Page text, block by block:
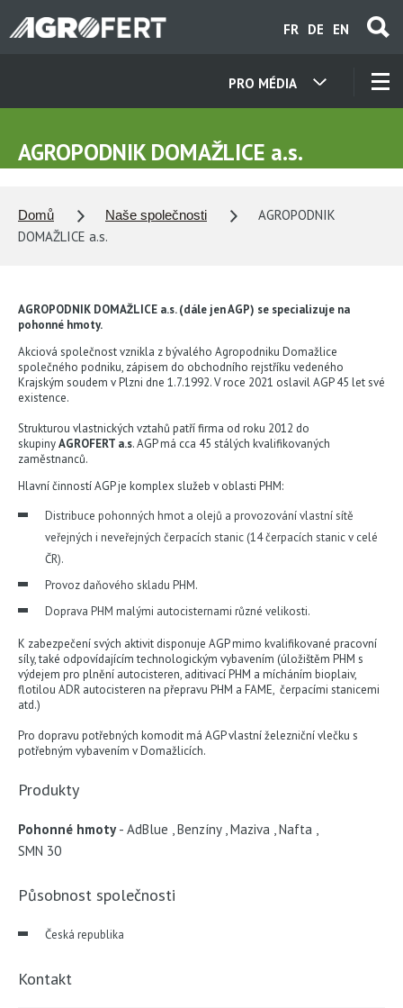
EN
DE
FR
PRO MÉDIA
KONTAKTY
O NÁS
AKTUALITY
AGROPODNIK DOMAŽLICE a.s.
Domů Naše společnosti
AGROPODNIK
DOMAŽLICE a.s.
AGROPODNIK DOMAŽLICE a.s. (dále jen AGP) se specializuje na
pohonné hmoty.
Akciová společnost vznikla z bývalého Agropodniku Domažlice
společného podniku, zápisem do obchodního rejstříku vedeného
Krajským soudem v Plzni dne 1.7.1992. V roce 2021 oslavil AGP 45 let své
existence.
Strukturou vlastnických vztahů patří firma od roku 2012 do
skupinyAGROFERT a.s. AGP má cca 45 stálých kvalifikovaných
zaměstnanců.
Hlavní činností AGP je komplex služeb v oblasti PHM:
Distribuce pohonných hmot a olejů a provozování vlastní sítě
veřejných i neveřejných čerpacích stanic (14 čerpacích stanic v celé
ČR).
Provoz daňového skladu PHM.
Doprava PHM malými autocisternami různé velikosti.
K zabezpečení svých aktivit disponuje AGP mimo kvalifikované pracovní
síly, také odpovídajícím technologickým vybavením (úložištěm PHM s
výdejem pro plnění autocisteren, aditivací PHM a mícháním bioplaiv,
flotilou ADR autocisteren na přepravu PHM a FAME, čerpacími stanicemi
atd.)
Pro dopravu potřebných komodit má AGP vlastní železniční vlečku s
potřebným vybavením v Domažlicích.
Produkty
Pohonné hmoty AdBlue ,Benzíny ,Maziva ,Nafta ,
SMN 30
Působnost společnosti
Česká republika
Kontakt